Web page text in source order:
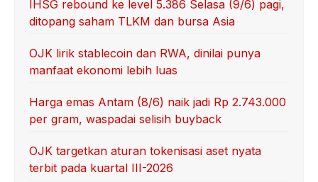
IHSG rebound ke level 5.386 Selasa (9/6) pagi,
ditopang saham TLKM dan bursa Asia
OJK lirik stablecoin dan RWA, dinilai punya
manfaat ekonomi lebih luas
Harga emas Antam (8/6) naik jadi Rp 2.743.000
per gram, waspadai selisih buyback
OJK targetkan aturan tokenisasi aset nyata
terbit pada kuartal III-2026